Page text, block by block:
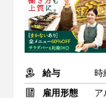
給与
時
雇用形態
ア